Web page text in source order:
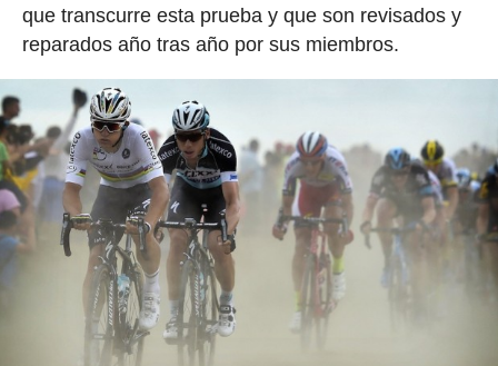
que transcurre esta prueba y que son revisados y
reparados año tras año por sus miembros.